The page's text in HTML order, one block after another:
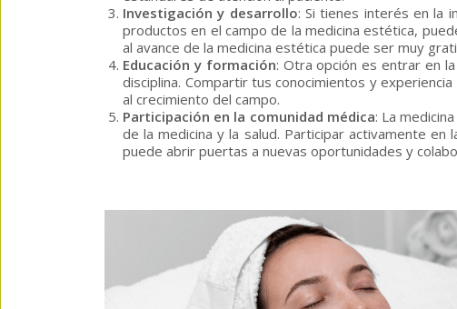
Investigación y desarrollo: Si tienes interés en la
productos en el campo de la medicina estética,
al avance de la medicina estética puede ser muy
Educación y formación: Otra opción es entrar en
disciplina. Compartir tus conocimientos y
al crecimiento del campo.
Participación en la comunidad médica: La
de la medicina y la salud. Participar activamente
puede abrir puertas a nuevas oportunidades y